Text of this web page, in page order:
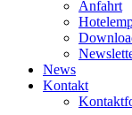
Anfahrt
News
Kontakt